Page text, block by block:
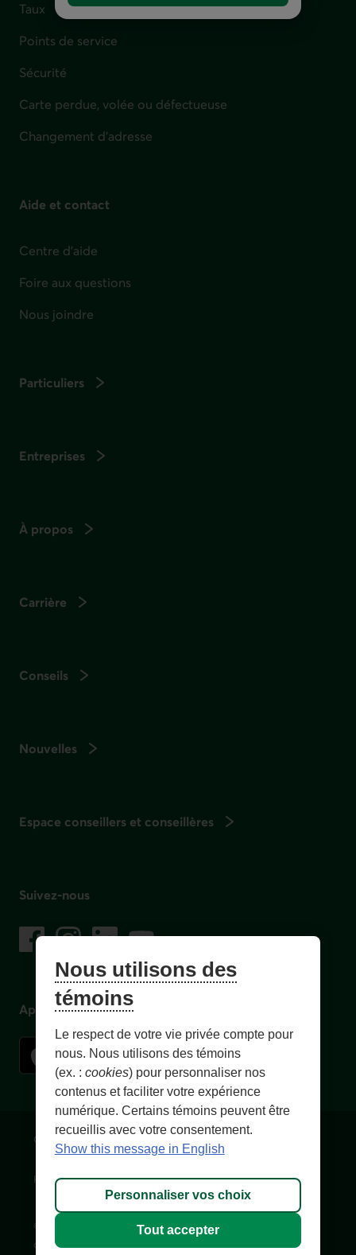
Taux
Points de service
Sécurité
Carte perdue, volée ou défectueuse
Changement d'adresse
Aide et contact
Centre d'aide
Foire aux questions
Nous joindre
Particuliers
Entreprises
À propos
Carrière
Conseils
Nouvelles
Espace conseillers et conseillères
Suivez-nous
Facebook
– Lien externe au site. Cet hyperlien s'ouvrira dans une
Instagram
– Lien externe au site. Cet hyperlien s'ouvrira dans
LinkedIn
– Lien externe au site. Cet hyperlien
YouTube
– Lien externe au site. Cet hyperlien
Application mobile
Conditions d'utilisation et notes légales
Personnaliser les témoins Accessibilité Plan du site
© 1996-
, Fédération des caisses Desjardins du Québec. Tous
droits réservés.
Nous utilisons des
témoins
Le respect de votre vie privée compte pour
nous. Nous utilisons des témoins
(ex. : cookies) pour personnaliser nos
contenus et faciliter votre expérience
numérique. Certains témoins peuvent être
recueillis avec votre consentement.
Show this message in English
Personnaliser vos choix
Tout accepter